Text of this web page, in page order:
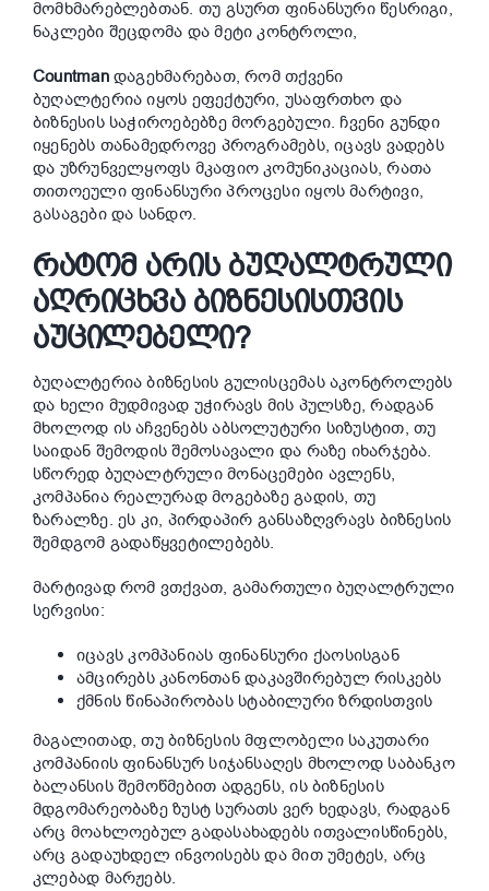
მომხმარებლებთან. თუ გსურთ ფინანსური წესრიგი,
ნაკლები შეცდომა და მეტი კონტროლი,
Countmanდაგეხმარებათ, რომ თქვენი
ბუღალტერია იყოს ეფექტური, უსაფრთხო და
ბიზნესის საჭიროებებზე მორგებული. ჩვენი გუნდი
იყენებს თანამედროვე პროგრამებს, იცავს ვადებს
და უზრუნველყოფს მკაფიო კომუნიკაციას, რათა
თითოეული ფინანსური პროცესი იყოს მარტივი,
გასაგები და სანდო.
ᲠᲐᲢᲝᲛ ᲐᲠᲘᲡ ᲑᲣᲦᲐᲚᲢᲠᲣᲚᲘ
ᲐᲦᲠᲘᲪᲮᲕᲐ ᲑᲘᲖᲜᲔᲡᲘᲡᲗᲕᲘᲡ
ᲐᲣᲪᲘᲚᲔᲑᲔᲚᲘ?
ბუღალტერია ბიზნესის გულისცემას აკონტროლებს
და ხელი მუდმივად უჭირავს მის პულსზე, რადგან
მხოლოდ ის აჩვენებს აბსოლუტური სიზუსტით, თუ
საიდან შემოდის შემოსავალი და რაზე იხარჯება.
სწორედ ბუღალტრული მონაცემები ავლენს,
კომპანია რეალურად მოგებაზე გადის, თუ
ზარალზე. ეს კი, პირდაპირ განსაზღვრავს ბიზნესის
შემდგომ გადაწყვეტილებებს.
მარტივად რომ ვთქვათ, გამართული ბუღალტრული
სერვისი:
იცავს კომპანიას ფინანსური ქაოსისგან
ამცირებს კანონთან დაკავშირებულ რისკებს
ქმნის წინაპირობას სტაბილური ზრდისთვის
მაგალითად, თუ ბიზნესის მფლობელი საკუთარი
კომპანიის ფინანსურ სიჯანსაღეს მხოლოდ საბანკო
ბალანსის შემოწმებით ადგენს, ის ბიზნესის
მდგომარეობაზე ზუსტ სურათს ვერ ხედავს, რადგან
არც მოახლოებულ გადასახადებს ითვალისწინებს,
არც გადაუხდელ ინვოისებს და მით უმეტეს, არც
კლებად მარჟებს.